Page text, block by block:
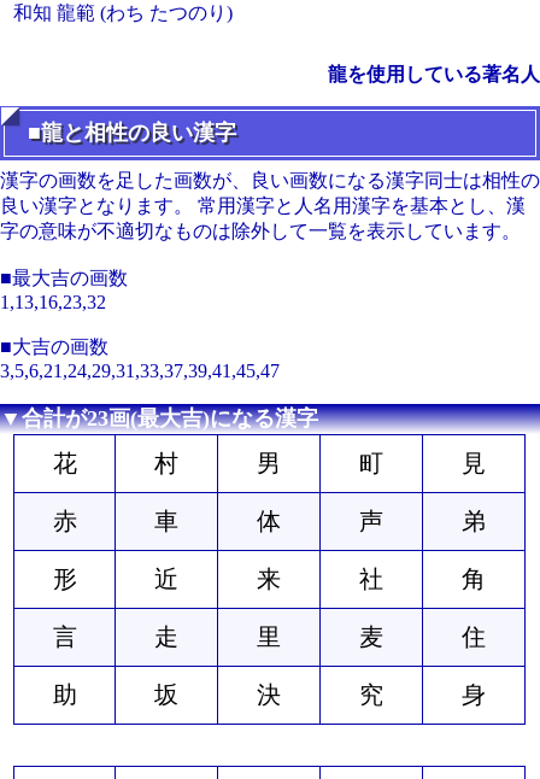
和知 龍範 (わち たつのり)
龍を使用している著名人
■龍と相性の良い漢字
漢字の画数を足した画数が、良い画数になる漢字同士は相性の
良い漢字となります。 常用漢字と人名用漢字を基本とし、漢
字の意味が不適切なものは除外して一覧を表示しています。
■最大吉の画数
1,13,16,23,32
■大吉の画数
3,5,6,21,24,29,31,33,37,39,41,45,47
▼合計が23画(最大吉)になる漢字
花 村 男 町 見
赤 車 体 声 弟
形 近 来 社 角
言 走 里 麦 住
助 坂 決 究 身